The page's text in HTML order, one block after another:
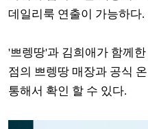
데일리룩 연출이 가능하다.
'쁘렝땅'과 김희애가 함께
점의 쁘렝땅 매장과 공식
통해서 확인 할 수 있다.